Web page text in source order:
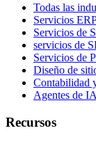
Todas las
Servicios
Servicios de
servicios de
Servicios de
Diseño de
Contabilidad
Agentes de
Recursos